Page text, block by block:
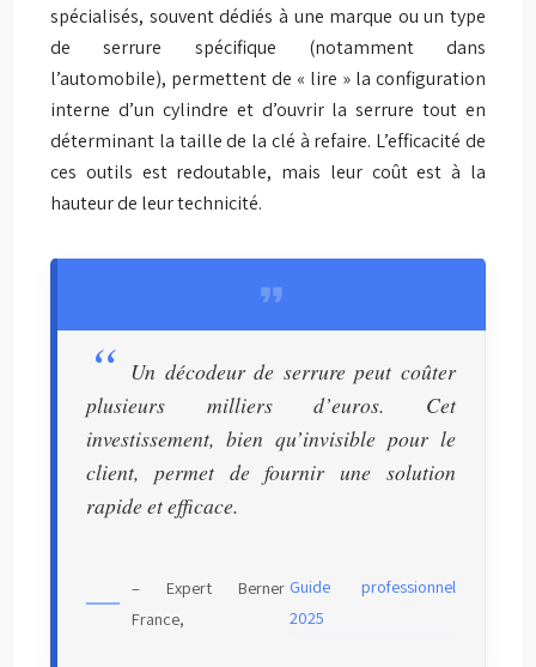
spécialisés, souvent dédiés à une marque ou un type
de serrure spécifique (notamment dans
l’automobile), permettent de « lire » la configuration
interne d’un cylindre et d’ouvrir la serrure tout en
déterminant la taille de la clé à refaire. L’efficacité de
ces outils est redoutable, mais leur coût est à la
hauteur de leur technicité.
Un décodeur de serrure peut coûter
plusieurs milliers d’euros. Cet
investissement, bien qu’invisible pour le
client, permet de fournir une solution
rapide et efficace.
– Expert Berner
France,
Guide professionnel
2025